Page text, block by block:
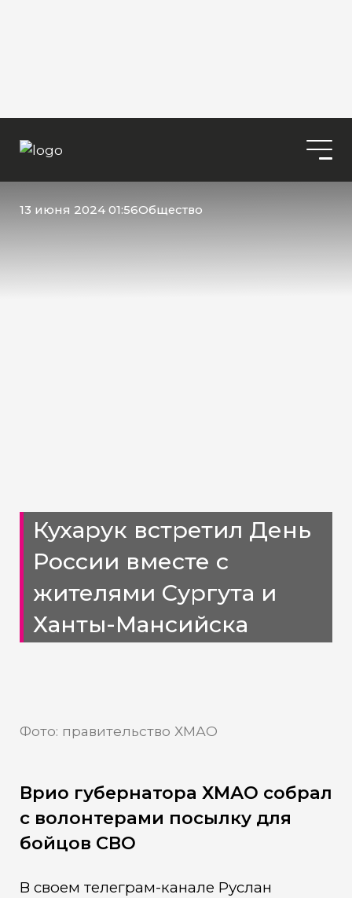
13 июня 2024 01:56Общество
Кухарук встретил День
России вместе с
жителями Сургута и
Ханты-Мансийска
Фото: правительство ХМАО
Врио губернатора ХМАО собрал
с волонтерами посылку для
бойцов СВО
В своем телеграм-канале Руслан